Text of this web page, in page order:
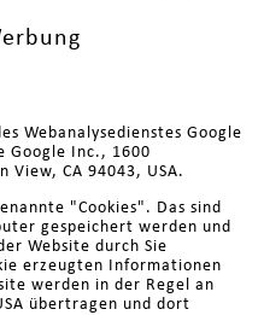
Webanalysedienstes Google
Google Inc., 1600
CA 94043, USA.
"Cookies". Das sind
gespeichert werden und
Website durch Sie
erzeugten Informationen
werden in der Regel an
übertragen und dort